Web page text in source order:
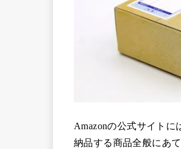
Amazonの公式サイト
納品する商品全般にあて